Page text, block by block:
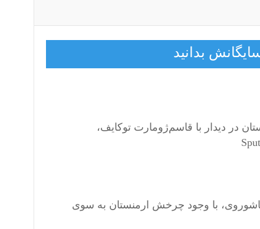
بدانید
در دیدار با قاسم‌ژومارت توکایف،
با وجود چرخش ارمنستان به سوی